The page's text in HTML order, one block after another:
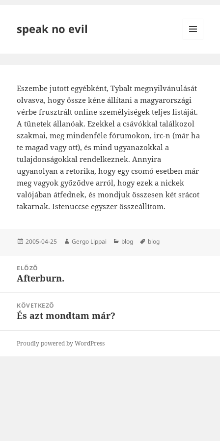
speak no evil
Eszembe jutott egyébként, Tybalt megnyilvánulását
olvasva, hogy össze kéne állítani a magyarországi
vérbe frusztrált online személyiségek teljes listáját.
A tünetek állanóak. Ezekkel a csávókkal találkozol
szakmai, meg mindenféle fórumokon, irc-n (már ha
te magad vagy ott), és mind ugyanazokkal a
tulajdonságokkal rendelkeznek. Annyira
ugyanolyan a retorika, hogy egy csomó esetben már
meg vagyok győződve arról, hogy ezek a nickek
valójában átfednek, és mondjuk összesen két srácot
takarnak. Istenuccse egyszer összeállítom.
Közzétéve
2005-04-25 Szerző
Gergo Lippai Kategória
blog Címke
blog
navigáció
ELŐZŐ
Korábbi
Afterburn.
KÖVETKEZŐ
Következő
És azt mondtam már?
Proudly powered by WordPress